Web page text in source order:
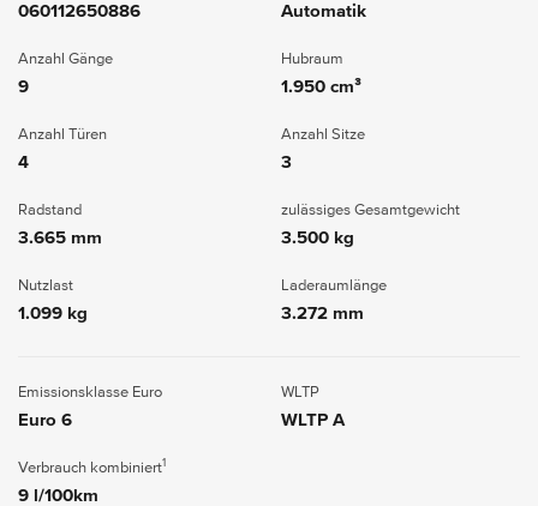
060112650886 Automatik
Anzahl Gänge
9
Hubraum
1.950 cm³
Anzahl Türen
4
Anzahl Sitze
3
Radstand
3.665 mm
zulässiges Gesamtgewicht
3.500 kg
Nutzlast
1.099 kg
Laderaumlänge
3.272 mm
Emissionsklasse Euro
Euro 6
WLTP
WLTP A
Verbrauch kombiniert1
9 l/100km